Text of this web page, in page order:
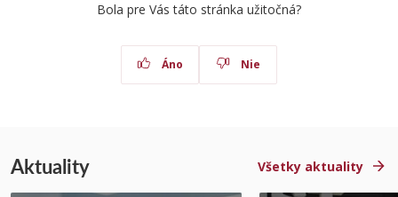
Bola pre Vás táto stránka užitočná?
Áno Nie
Aktuality Všetky aktuality